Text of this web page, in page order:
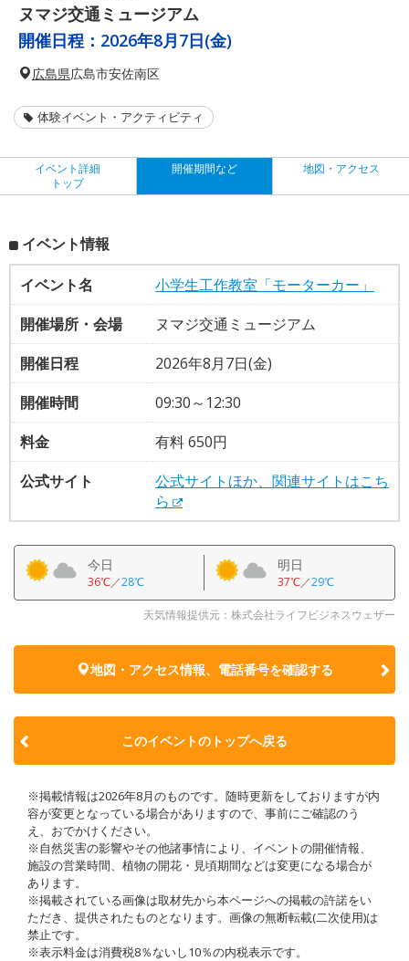
ヌマジ交通ミュージアム
開催日程： 2026年8月7日(金)
広島県広島市安佐南区
体験イベント・アクティビティ
イベント詳細
トップ
開催期間など 地図・アクセス
イベント情報
イベント名
小学生工作教室「モーターカー」
開催場所・会場
ヌマジ交通ミュージアム
開催日程
2026年8月7日(金)
開催時間
09:30～12:30
料金
有料 650円
公式サイト
公式サイトほか、関連サイトはこち
ら
今日
36℃／28℃
明日
37℃／29℃
天気情報提供元：株式会社ライフビジネスウェザー
地図・アクセス情報、電話番号を確認する
このイベントのトップへ戻る
※掲載情報は2026年8月のものです。随時更新をしておりますが内
容が変更となっている場合がありますので、事前にご確認のう
え、おでかけください。
※自然災害の影響やその他諸事情により、イベントの開催情報、
施設の営業時間、植物の開花・見頃期間などは変更になる場合が
あります。
※掲載されている画像は取材先から本ページへの掲載の許諾をい
ただき、提供されたものとなります。画像の無断転載(二次使用)は
禁止です。
※表示料金は消費税8％ないし10％の内税表示です。